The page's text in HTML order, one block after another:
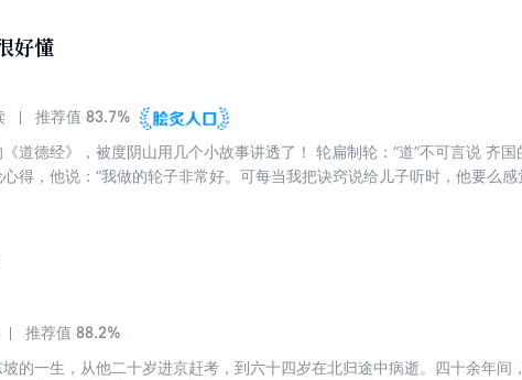
皇帝和太后的信任，为改革大业铺平道路。他通过大收贿赂安抚戍边将领
已久的边疆兵患。他趁皇帝年幼，以帝师之名独裁擅权，一改官场颓靡习
为由，胁迫小皇帝下旨，将反对者一一铲除，从而顺利推行新政，一举扭转
治理想，张居正便毫不在乎手段的正义与否。这让他一方面成为政敌眼里卑
英雄。翻开本书，领略大明帝国张居正如何不择手段救天下。
好懂
推荐值 83.7%
道德经》，被度阴山用几个小故事讲透了！ 轮扁制轮：“道”不可言说 齐
得，他说：“我做的轮子非常好。可每当我把诀窍说给儿子听时，他要么
是“无为”——避免采取让对方感觉到有敌意的行为，在不知不觉中解决问题
推荐值 88.2%
的一生，从他二十岁进京赶考，到六十四岁在北归途中病逝。四十余年间